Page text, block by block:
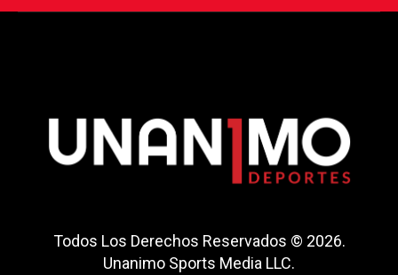
Todos Los Derechos Reservados © 2026.
Unanimo Sports Media LLC.